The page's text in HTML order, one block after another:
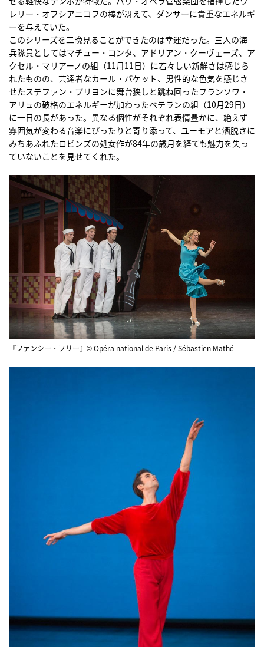
レリー・オフシアニコフの棒が冴えて、ダンサーに貴重なエネルギ
ーを与えていた。
このシリーズを二晩見ることができたのは幸運だった。三人の海
兵隊員としてはマチュー・コンタ、アドリアン・クーヴェーズ、ア
クセル・マリアーノの組（11月11日）に若々しい新鮮さは感じら
れたものの、芸達者なカール・パケット、男性的な色気を感じさ
せたステファン・ブリヨンに舞台狭しと跳ね回ったフランソワ・
アリュの破格のエネルギーが加わったベテランの組（10月29日）
に一日の長があった。異なる個性がそれぞれ表情豊かに、絶えず
雰囲気が変わる音楽にぴったりと寄り添って、ユーモアと洒脱さに
みちあふれたロビンズの処女作が84年の歳月を経ても魅力を失っ
ていないことを見せてくれた。
『ファンシー・フリー』© Opéra national de Paris / Sébastien Mathé